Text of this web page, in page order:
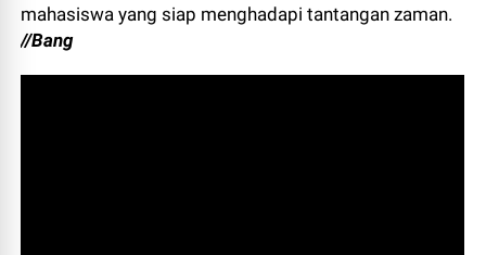
mahasiswa yang siap menghadapi tantangan zaman.
//Bang